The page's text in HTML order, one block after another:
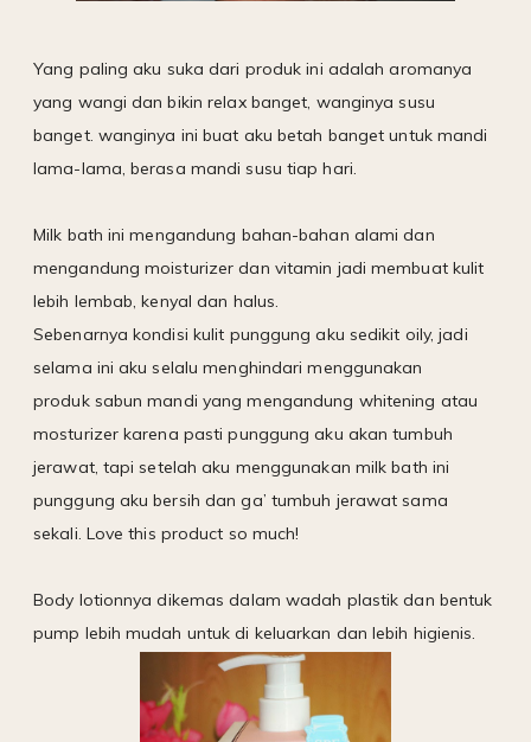
Yang paling aku suka dari produk ini adalah aromanya
yang wangi dan bikin relax banget, wanginya susu
banget. wanginya ini buat aku betah banget untuk mandi
lama-lama, berasa mandi susu tiap hari.
Milk bath ini mengandung bahan-bahan alami dan
mengandung moisturizer dan vitamin jadi membuat kulit
lebih lembab, kenyal dan halus.
Sebenarnya kondisi kulit punggung aku sedikit oily, jadi
selama ini aku selalu menghindari menggunakan
produk sabun mandi yang mengandung whitening atau
mosturizer karena pasti punggung aku akan tumbuh
jerawat, tapi setelah aku menggunakan milk bath ini
punggung aku bersih dan ga’ tumbuh jerawat sama
sekali. Love this product so much!
Body lotionnya dikemas dalam wadah plastik dan bentuk
pump lebih mudah untuk di keluarkan dan lebih higienis.